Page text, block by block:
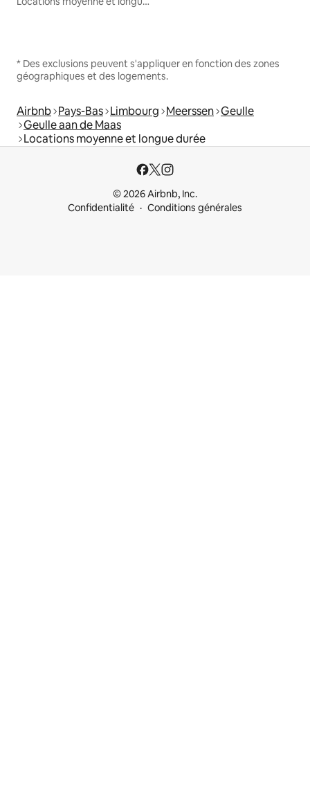
* Des exclusions peuvent s'appliquer en fonction des zones
géographiques et des logements.
Airbnb Pays-Bas Limbourg Meerssen Geulle
Geulle aan de Maas
Locations moyenne et longue durée
© 2026 Airbnb, Inc.
Confidentialité
Conditions générales